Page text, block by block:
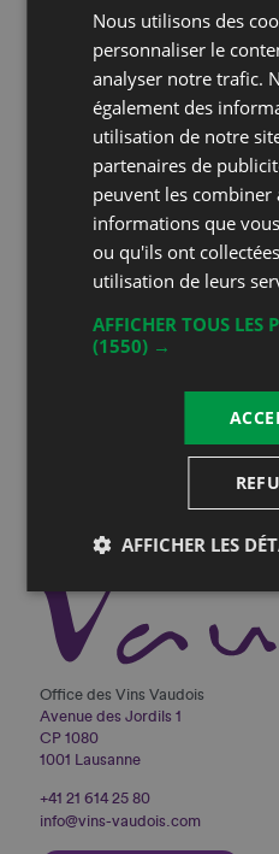
E-mail
Website https://
Restez au courant!
Suivez-nous sur les réseaux
Inscrivez-vous à notre
Vous serez informé de toutes nos
Office des Vins Vaudois
Avenue des Jordils 1
CP 1080
1001 Lausanne
+41 21 614 25 80
info@vins-vaudois.com
Nous utilisons des
personnaliser le
analyser notre trafic.
également des
utilisation de notre
partenaires de
peuvent les combiner
informations que
ou qu'ils ont
utilisation de leurs
AFFICHER TOUS LES
(1550) →
AFFICHER LES